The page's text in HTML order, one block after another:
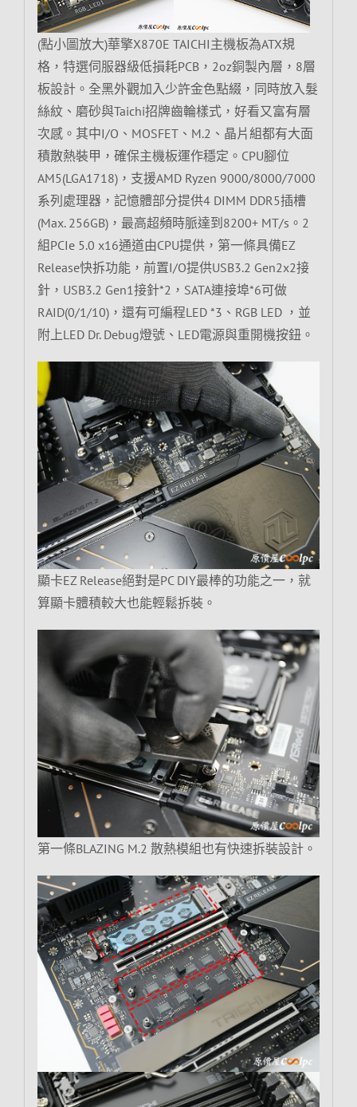
(點小圖放大)華擎X870E TAICHI主機板為ATX規
格，特選伺服器級低損耗PCB，2oz銅製內層，8層
板設計。全黑外觀加入少許金色點綴，同時放入髮
絲紋、磨砂與Taichi招牌齒輪樣式，好看又富有層
次感。其中I/O、MOSFET、M.2、晶片組都有大面
積散熱裝甲，確保主機板運作穩定。CPU腳位
AM5(LGA1718)，支援AMD Ryzen 9000/8000/7000
系列處理器，記憶體部分提供4 DIMM DDR5插槽
(Max. 256GB)，最高超頻時脈達到8200+ MT/s。2
組PCIe 5.0 x16通道由CPU提供，第一條具備EZ
Release快拆功能，前置I/O提供USB3.2 Gen2x2接
針，USB3.2 Gen1接針*2，SATA連接埠*6可做
RAID(0/1/10)，還有可編程LED *3、RGB LED ，並
附上LED Dr. Debug燈號、LED電源與重開機按鈕。
顯卡EZ Release絕對是PC DIY最棒的功能之一，就
算顯卡體積較大也能輕鬆拆裝。
第一條BLAZING M.2 散熱模組也有快速拆裝設計。